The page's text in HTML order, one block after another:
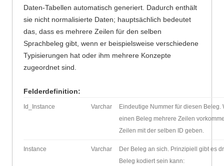
Daten-Tabellen automatisch generiert. Dadurch enthält
sie nicht normalisierte Daten; hauptsächlich bedeutet
das, dass es mehrere Zeilen für den selben
Sprachbeleg gibt, wenn er beispielsweise verschiedene
Typisierungen hat oder ihm mehrere Konzepte
zugeordnet sind.
Felderdefinition:
Id_Instance Varchar
Eindeutige Nummer für diesen
einen Beleg mehrere Zeilen
Zeilen mit der selben ID geben.
Instance Varchar
Der Beleg an sich. Prinzipiell gibt es
Beleg kodiert sein kann: